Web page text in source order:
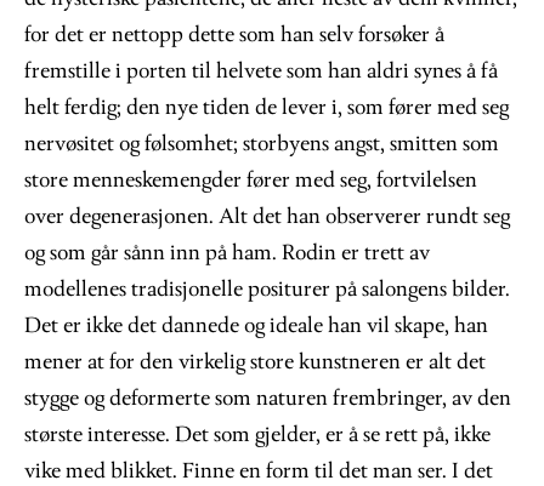
for det er nettopp dette som han selv forsøker å
fremstille i porten til helvete som han aldri synes å få
helt ferdig; den nye tiden de lever i, som fører med seg
nervøsitet og følsomhet; storbyens angst, smitten som
store menneskemengder fører med seg, fortvilelsen
over degenerasjonen. Alt det han observerer rundt seg
og som går sånn inn på ham. Rodin er trett av
modellenes tradisjonelle positurer på salongens bilder.
Det er ikke det dannede og ideale han vil skape, han
mener at for den virkelig store kunstneren er alt det
stygge og deformerte som naturen frembringer, av den
største interesse. Det som gjelder, er å se rett på, ikke
vike med blikket. Finne en form til det man ser. I det